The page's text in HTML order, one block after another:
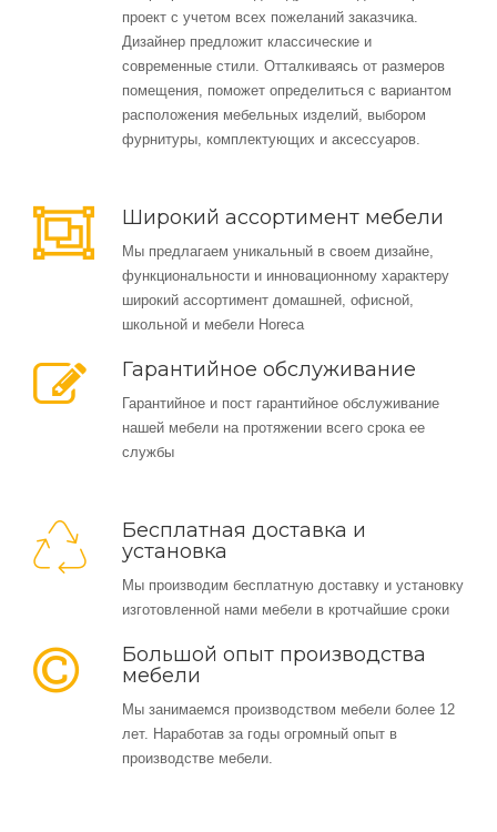
проект с учетом всех пожеланий заказчика.
Дизайнер предложит классические и
современные стили. Отталкиваясь от размеров
помещения, поможет определиться с вариантом
расположения мебельных изделий, выбором
фурнитуры, комплектующих и аксессуаров.
Широкий ассортимент мебели
Мы предлагаем уникальный в своем дизайне,
функциональности и инновационному характеру
широкий ассортимент домашней, офисной,
школьной и мебели Horeca
Гарантийное обслуживание
Гарантийное и пост гарантийное обслуживание
нашей мебели на протяжении всего срока ее
службы
Бесплатная доставка и
установка
Мы производим бесплатную доставку и установку
изготовленной нами мебели в кротчайшие сроки
Большой опыт производства
мебели
Мы занимаемся производством мебели более 12
лет. Наработав за годы огромный опыт в
производстве мебели.